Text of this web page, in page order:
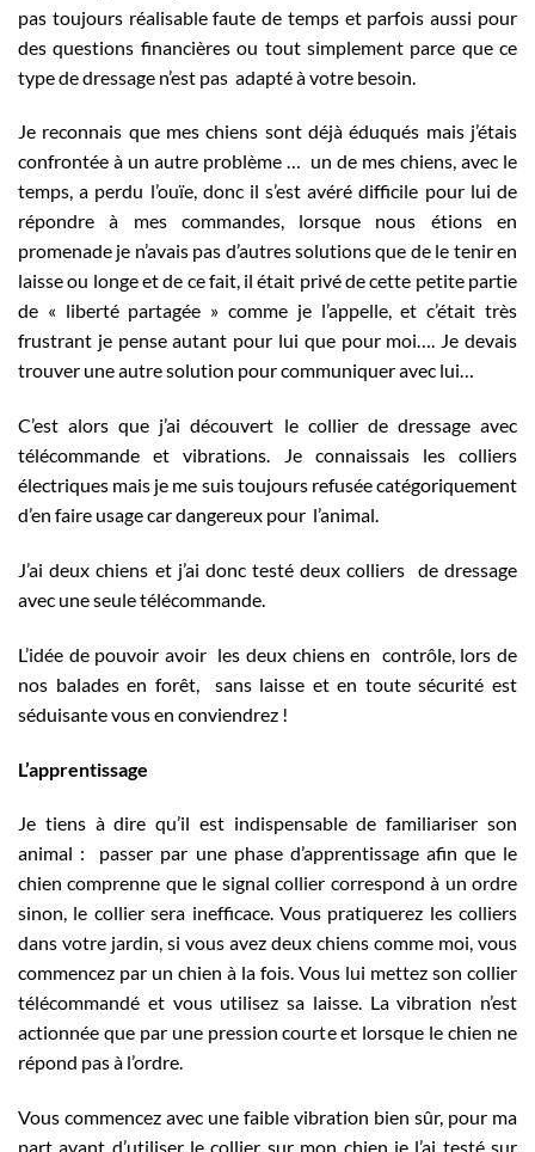
pas toujours réalisable faute de temps et parfois aussi pour
des questions financières ou tout simplement parce que ce
type de dressage n’est pas adapté à votre besoin.
Je reconnais que mes chiens sont déjà éduqués mais j’étais
confrontée à un autre problème … un de mes chiens, avec le
temps, a perdu l’ouïe, donc il s’est avéré difficile pour lui de
répondre à mes commandes, lorsque nous étions en
promenade je n’avais pas d’autres solutions que de le tenir en
laisse ou longe et de ce fait, il était privé de cette petite partie
de « liberté partagée » comme je l’appelle, et c’était très
frustrant je pense autant pour lui que pour moi…. Je devais
trouver une autre solution pour communiquer avec lui…
C’est alors que j’ai découvert le collier de dressage avec
télécommande et vibrations. Je connaissais les colliers
électriques mais je me suis toujours refusée catégoriquement
d’en faire usage car dangereux pour l’animal.
J’ai deux chiens et j’ai donc testé deux colliers de dressage
avec une seule télécommande.
L’idée de pouvoir avoir les deux chiens en contrôle, lors de
nos balades en forêt, sans laisse et en toute sécurité est
séduisante vous en conviendrez !
L’apprentissage
Je tiens à dire qu’il est indispensable de familiariser son
animal : passer par une phase d’apprentissage afin que le
chien comprenne que le signal collier correspond à un ordre
sinon, le collier sera inefficace. Vous pratiquerez les colliers
dans votre jardin, si vous avez deux chiens comme moi, vous
commencez par un chien à la fois. Vous lui mettez son collier
télécommandé et vous utilisez sa laisse. La vibration n’est
actionnée que par une pression courte et lorsque le chien ne
répond pas à l’ordre.
Vous commencez avec une faible vibration bien sûr, pour ma
part avant d’utiliser le collier sur mon chien je l’ai testé sur